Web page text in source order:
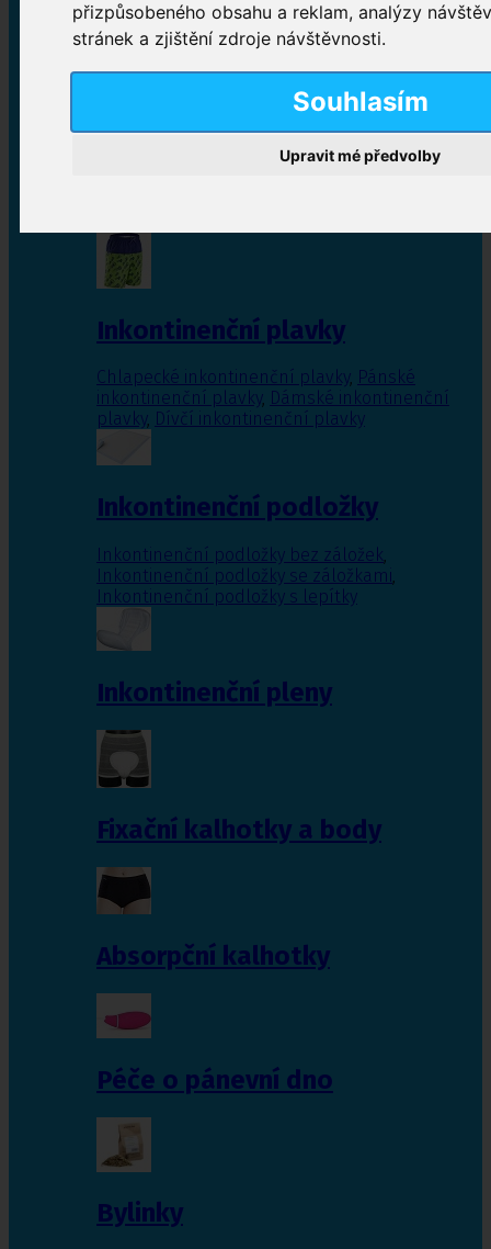
přizpůsobeného obsahu a reklam, analýzy
stránek a zjištění zdroje návštěvnosti.
Souhlasím
Upravit mé předvolby
Plenkové kalhotky navlékací,Plenkové kalhotky
zalepovací,Inkontinenční kalhotky dámské
Inkontinenční vložky
Inkontinenční plavky
Chlapecké inkontinenční plavky, Pánské
inkontinenční plavky, Dámské inkontinenční
plavky, Dívčí inkontinenční plavky
Inkontinenční podložky
Inkontinenční podložky bez záložek,
Inkontinenční podložky se záložkami,
Inkontinenční podložky s lepítky
Inkontinenční pleny
Fixační kalhotky a body
Absorpční kalhotky
Péče o pánevní dno
Bylinky